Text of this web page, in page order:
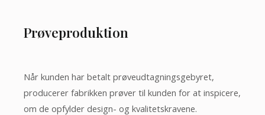
Prøveproduktion
Når kunden har betalt prøveudtagningsgebyret,
producerer fabrikken prøver til kunden for at inspicere,
om de opfylder design- og kvalitetskravene.